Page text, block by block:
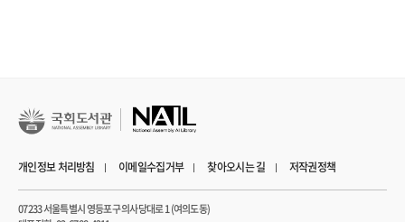
개인정보 처리방침 이메일수집거부 찾아오시는 길 저작권정책
07233 서울특별시 영등포구 의사당대로 1 (여의도동)